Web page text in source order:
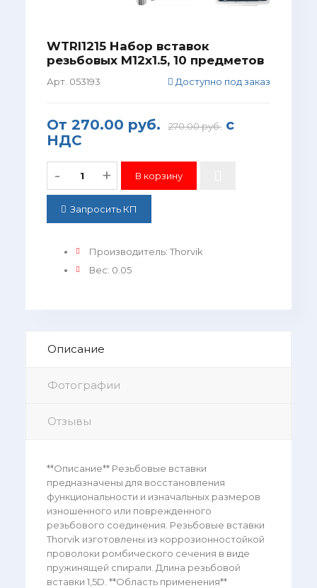
WTRI1215 Набор вставок
резьбовых M12x1.5, 10 предметов
Арт. 053193 Доступно под заказ
От 270.00 руб. 270.00 руб.с
НДС
- +
Запросить КП
Производитель: Thorvik
Вес: 0.05
Описание
Фотографии
Отзывы
**Описание** Резьбовые вставки
предназначены для восстановления
функциональности и изначальных размеров
изношенного или поврежденного
резьбового соединения. Резьбовые вставки
Thorvik изготовлены из коррозионностойкой
проволоки ромбического сечения в виде
пружинящей спирали. Длина резьбовой
вставки 1,5D. **Область применения**